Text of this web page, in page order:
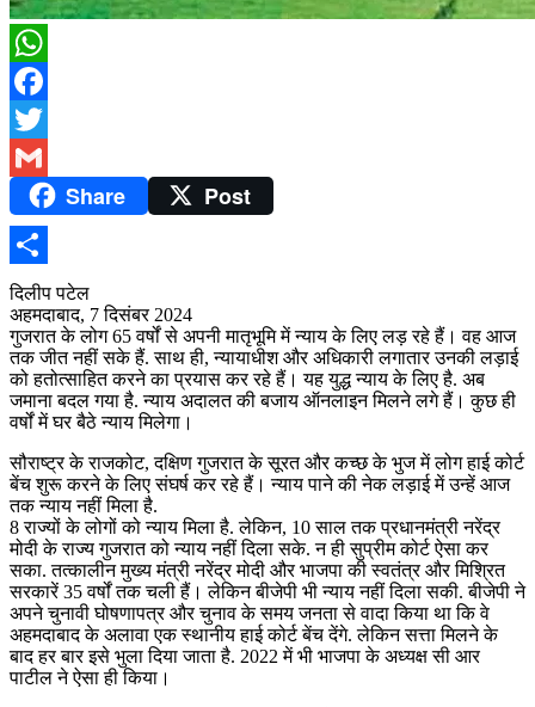
WhatsApp
Facebook
Twitter
Gmail Share Post
Share
दिलीप पटेल
अहमदाबाद, 7 दिसंबर 2024
गुजरात के लोग 65 वर्षों से अपनी मातृभूमि में न्याय के लिए लड़ रहे हैं। वह आज
तक जीत नहीं सके हैं. साथ ही, न्यायाधीश और अधिकारी लगातार उनकी लड़ाई
को हतोत्साहित करने का प्रयास कर रहे हैं। यह युद्ध न्याय के लिए है. अब
जमाना बदल गया है. न्याय अदालत की बजाय ऑनलाइन मिलने लगे हैं। कुछ ही
वर्षों में घर बैठे न्याय मिलेगा।
सौराष्ट्र के राजकोट, दक्षिण गुजरात के सूरत और कच्छ के भुज में लोग हाई कोर्ट
बेंच शुरू करने के लिए संघर्ष कर रहे हैं। न्याय पाने की नेक लड़ाई में उन्हें आज
तक न्याय नहीं मिला है.
8 राज्यों के लोगों को न्याय मिला है. लेकिन, 10 साल तक प्रधानमंत्री नरेंद्र
मोदी के राज्य गुजरात को न्याय नहीं दिला सके. न ही सुप्रीम कोर्ट ऐसा कर
सका. तत्कालीन मुख्य मंत्री नरेंद्र मोदी और भाजपा की स्वतंत्र और मिश्रित
सरकारें 35 वर्षों तक चली हैं। लेकिन बीजेपी भी न्याय नहीं दिला सकी. बीजेपी ने
अपने चुनावी घोषणापत्र और चुनाव के समय जनता से वादा किया था कि वे
अहमदाबाद के अलावा एक स्थानीय हाई कोर्ट बेंच देंगे. लेकिन सत्ता मिलने के
बाद हर बार इसे भुला दिया जाता है. 2022 में भी भाजपा के अध्यक्ष सी आर
पाटील ने ऐसा ही किया।